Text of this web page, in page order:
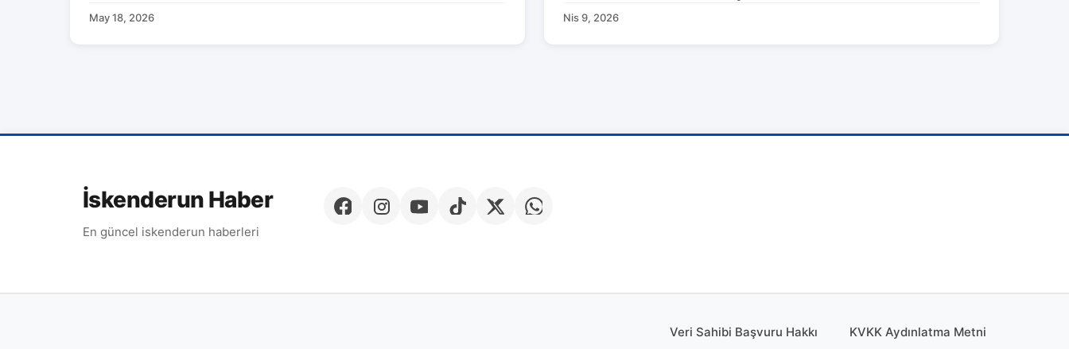
May 18, 2026 Nis 9, 2026
İskenderun Haber
En güncel iskenderun haberleri
Veri Sahibi Başvuru Hakkı KVKK Aydınlatma Metni